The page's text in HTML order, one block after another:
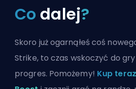
Co dalej?
Skoro już ogarnąłeś coś
Strike, to czas wskoczyć do
progres. Pomożemy! Kup